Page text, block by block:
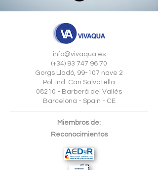
info@vivaqua.es
(+34) 93 747 96 70
Gorgs Lladó, 99-107 nave 2
Pol. Ind. Can Salvatella
08210 - Barberá del Vallés
Barcelona - Spain - CE
Miembros de:
Reconocimientos